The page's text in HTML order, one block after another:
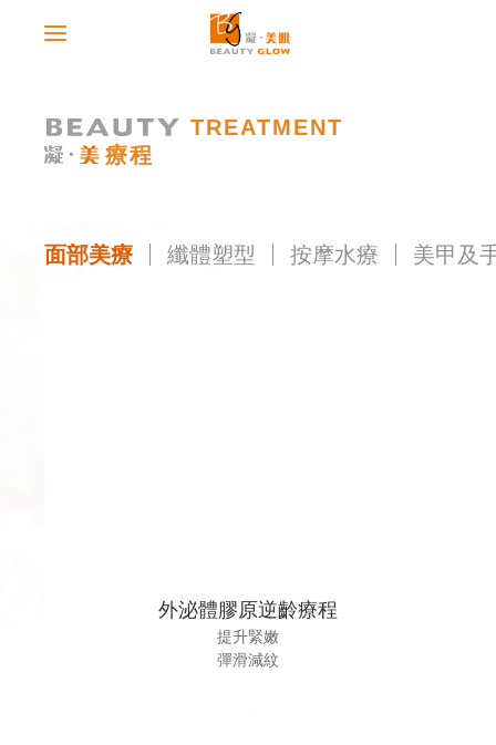
TREATMENT
療程
面部美療 纖體塑型 按摩水療 美甲及
外泌體膠原逆齡療程
提升緊嫩
彈滑減紋